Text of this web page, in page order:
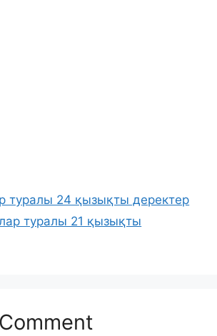
туралы 24 қызықты деректер
туралы 21 қызықты